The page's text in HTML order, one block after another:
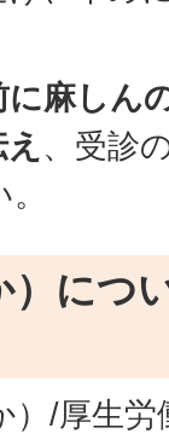
に麻しん
、受診
）につ
）/厚生労